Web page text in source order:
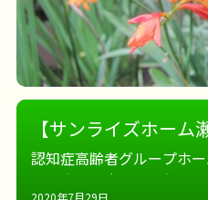
【サンライズホー
曜日は折り紙よ～
認知症高齢者グループホ
瀬谷市民の森では、毎週